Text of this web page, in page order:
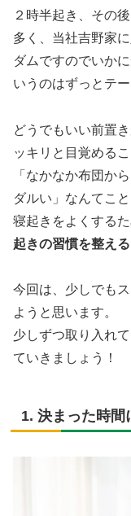
２時半起き、その
多く、当社吉野家
ダムですのでいか
いうのはずっとテ
どうでもいい前置
ッキリと目覚める
「なかなか布団か
ダルい」なんてこ
寝起きをよくするた
起きの習慣を整え
今回は、少しでも
ようと思います。
少しずつ取り入れ
ていきましょう！
1. 決まった時間